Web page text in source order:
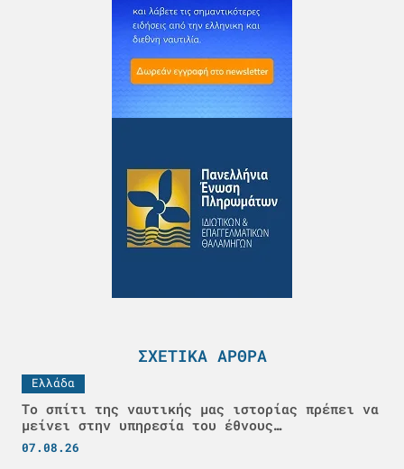
ΣΧΕΤΙΚΆ ΆΡΘΡΑ
Ελλάδα
Το σπίτι της ναυτικής μας ιστορίας πρέπει να
μείνει στην υπηρεσία του έθνους…
07.08.26